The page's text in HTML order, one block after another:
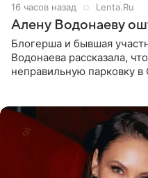
16 часов назад Lenta.Ru
Алену Водонаеву
Блогерша и бывшая
Водонаева рассказала,
неправильную парковку